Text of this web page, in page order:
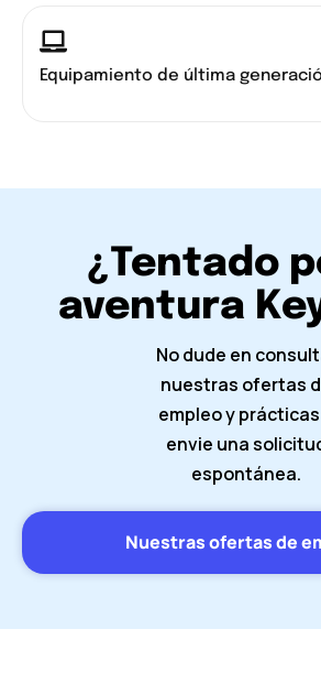
Equipamiento de última
¿Tentado
aventura
No dude en
nuestras ofertas
empleo y
envie una
espontánea.
Nuestras ofertas de